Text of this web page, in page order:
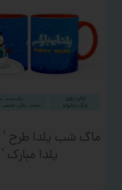
ماگ شب یلدا طرح ‘
یلدا مبارک ‘